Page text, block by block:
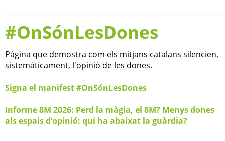
#OnSónLesDones
Pàgina que demostra com els mitjans catalans silencien,
sistemàticament, l'opinió de les dones.
Signa el manifest #OnSónLesDones
Informe 8M 2026: Perd la màgia, el 8M? Menys dones
als espais d’opinió: qui ha abaixat la guàrdia?